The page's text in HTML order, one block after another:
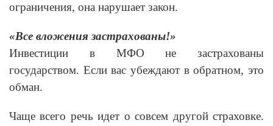
ограничения, она нарушает закон.
«Все вложения застрахованы!»
Инвестиции в МФО не застрахованы
государством. Если вас убеждают в обратном, это
обман.
Чаще всего речь идет о совсем другой страховке.